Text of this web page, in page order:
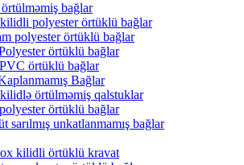
bağlar
polyester örtüklü bağlar
polyester örtüklü bağlar
örtüklü bağlar
örtüklü bağlar
Bağlar
örtülməmiş qalstuklar
örtüklü bağlar
unkatlanmamış bağlar
kilidli örtüklü kravat